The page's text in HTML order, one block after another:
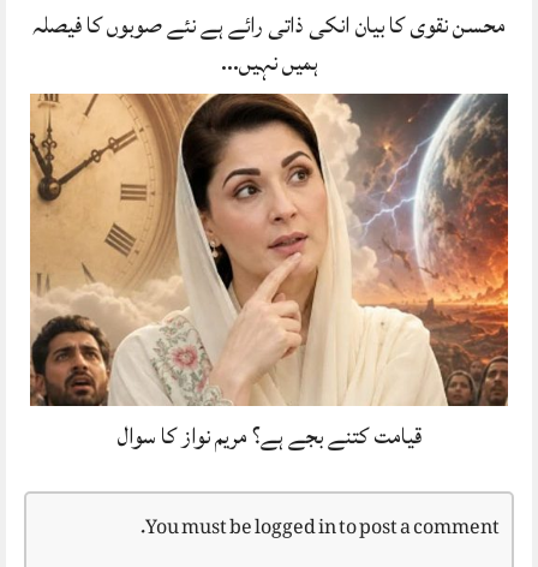
محسن نقوی کا بیان انکی ذاتی رائے ہے نئے صوبوں کا فیصلہ
ہمیں نہیں…
قیامت کتنے بجے ہے؟ مریم نواز کا سوال
You must belogged into post a comment.